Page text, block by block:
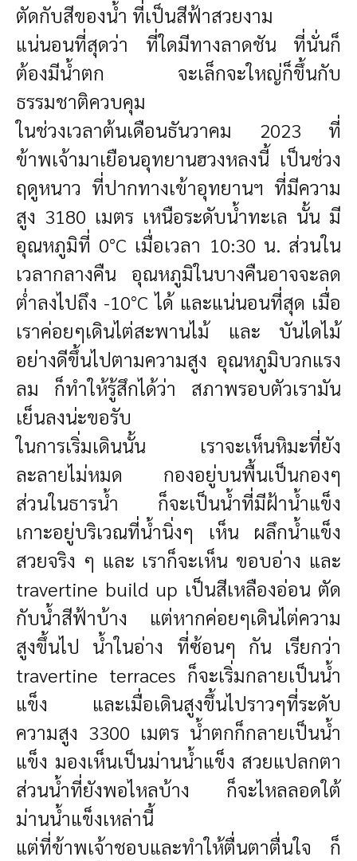
ตัดกับสีของน้ำ ที่เป็นสีฟ้าสวยงาม
แน่นอนที่สุดว่า ที่ใดมีทางลาดชัน ที่นั่นก็
ต้องมีน้ำตก จะเล็กจะใหญ่ก็ขึ้นกับ
ธรรมชาติควบคุม
ในช่วงเวลาต้นเดือนธันวาคม 2023 ที่
ข้าพเจ้ามาเยือนอุทยานฮวงหลงนี้ เป็นช่วง
ฤดูหนาว ที่ปากทางเข้าอุทยานฯ ที่มีความ
สูง 3180 เมตร เหนือระดับน้ำทะเล นั้น มี
อุณหภูมิที่ 0°C เมื่อเวลา 10:30 น. ส่วนใน
เวลากลางคืน อุณหภูมิในบางคืนอาจจะลด
ต่ำลงไปถึง -10°C ได้ และแน่นอนที่สุด เมื่อ
เราค่อยๆเดินไต่สะพานไม้ และ บันไดไม้
อย่างดีขึ้นไปตามความสูง อุณหภูมิบวกแรง
ลม ก็ทำให้รู้สึกได้ว่า สภาพรอบตัวเรามัน
เย็นลงน่ะขอรับ
ในการเริ่มเดินนั้น เราจะเห็นหิมะที่ยัง
ละลายไม่หมด กองอยู่บนพื้นเป็นกองๆ
ส่วนในธารน้ำ ก็จะเป็นน้ำที่มีฝ้าน้ำแข็ง
เกาะอยู่บริเวณที่น้ำนิ่งๆ เห็น ผลึกน้ำแข็ง
สวยจริง ๆ และ เราก็จะเห็น ขอบอ่าง และ
travertine build up เป็นสีเหลืองอ่อน ตัด
กับน้ำสีฟ้าบ้าง แต่หากค่อยๆเดินไต่ความ
สูงขึ้นไป น้ำในอ่าง ที่ซ้อนๆ กัน เรียกว่า
travertine terraces ก็จะเริ่มกลายเป็นน้ำ
แข็ง และเมื่อเดินสูงขึ้นไปราวๆที่ระดับ
ความสูง 3300 เมตร น้ำตกก็กลายเป็นน้ำ
แข็ง มองเห็นเป็นม่านน้ำแข็ง สวยแปลกตา
ส่วนน้ำที่ยังพอไหลบ้าง ก็จะไหลลอดใต้
ม่านน้ำแข็งเหล่านี้
แต่ที่ข้าพเจ้าชอบและทำให้ตื่นตาตื่นใจ ก็